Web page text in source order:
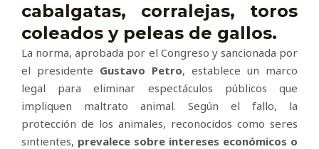
cabalgatas, corralejas, toros
coleados y peleas de gallos.
La norma, aprobada por el Congreso y sancionada por
el presidente Gustavo Petro, establece un marco
legal para eliminar espectáculos públicos que
impliquen maltrato animal. Según el fallo, la
protección de los animales, reconocidos como seres
sintientes, prevalece sobre intereses económicos o